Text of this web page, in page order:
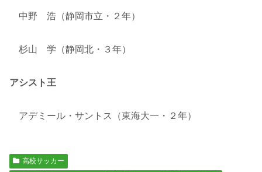
中野 浩（静岡市立・２年）
杉山 学（静岡北・３年）
アシスト王
アデミール・サントス（東海大一・２年）
高校サッカー